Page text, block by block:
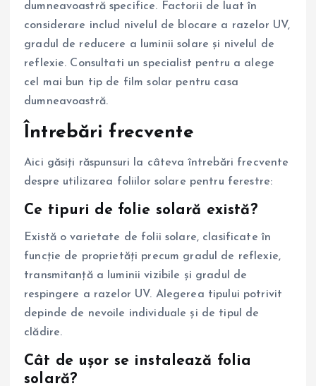
dumneavoastră specifice. Factorii de luat în
considerare includ nivelul de blocare a razelor UV,
gradul de reducere a luminii solare și nivelul de
reflexie. Consultati un specialist pentru a alege
cel mai bun tip de film solar pentru casa
dumneavoastră.
Întrebări frecvente
Aici găsiți răspunsuri la câteva întrebări frecvente
despre utilizarea foliilor solare pentru ferestre:
Ce tipuri de folie solară există?
Există o varietate de folii solare, clasificate în
funcție de proprietăți precum gradul de reflexie,
transmitanță a luminii vizibile și gradul de
respingere a razelor UV. Alegerea tipului potrivit
depinde de nevoile individuale și de tipul de
clădire.
Cât de ușor se instalează folia
solară?